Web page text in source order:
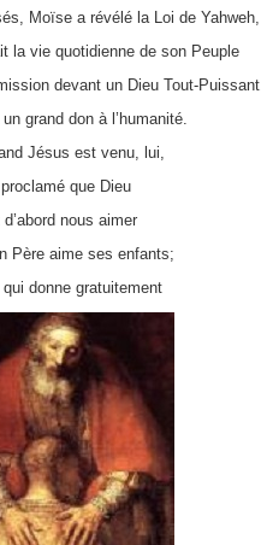
Moïse a révélé la Loi de Yahweh,
la vie quotidienne de son Peuple
devant un Dieu Tout-Puissant.
grand don à l’humanité.
Jésus est venu, lui,
que Dieu
nous aimer
Père aime ses enfants;
donne gratuitement